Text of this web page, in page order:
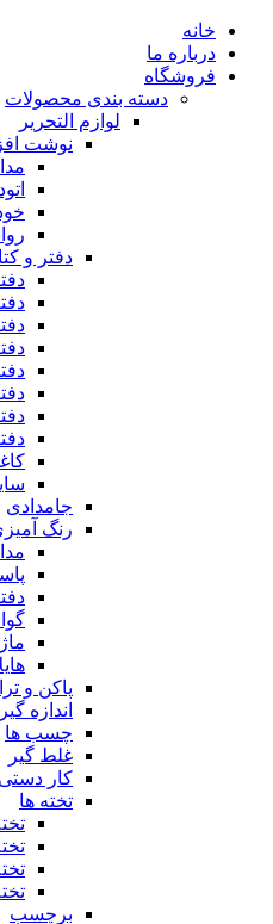
خانه
درباره ما
فروشگاه
دسته بندی محصولات
لوازم التحریر
نوشت
اتود
دفتر و
جامدادی
رنگ
پاکن و
اندازه
چسب ها
غلط گیر
کار دستی
تخته ها
برچسب